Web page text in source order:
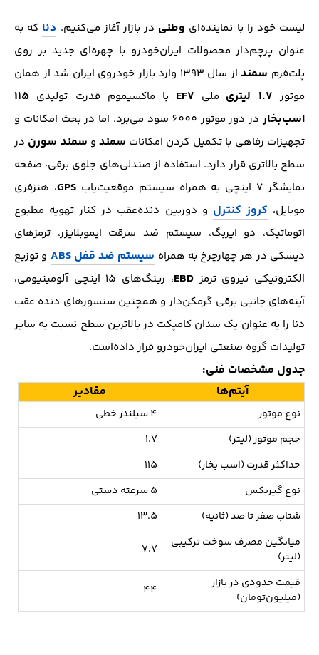
لیست خود را با نماینده‌ای وطنی در بازار آغاز می‌کنیم. دنا که به
عنوان پرچم‌دار محصولات ایران‌خودرو با چهره‌ای جدید بر روی
پلت‌فرم سمند
از سال 1393 وارد بازار خودروی ایران‌ شد از همان
موتور 1.7 لیتری ملی EF7 با ماکسیموم قدرت تولیدی 115
اسب‌بخار
در دور موتور 6000 سود می‌برد. اما در بحث امکانات و
تجهیزات رفاهی با تکمیل کردن امکانات سمند و سمند سورن در
سطح بالاتری قرار دارد. استفاده از صندلی‌های جلوی برقی، صفحه
نمایشگر 7 اینچی به همراه سیستم موقعیت‌یاب
GPS، هنزفری
موبایل، کروز کنترل و دوربین دنده‌عقب در کنار تهویه مطبوع
اتوماتیک، دو ایربگ، سیستم ضد سرقت ایموبلایزر، ترمز‌های
دیسکی در هر چهار‌چرخ به همراه سیستم ضد قفل ABS
و توزیع
الکترونیکی نیروی ترمزEBD
، رینگ‌های 15 اینچی آلومینیومی،
آینه‌های جانبی برقی گرمکن‌دار و همچنین سنسور‌های دنده عقب
دنا را به عنوان یک سدان کامپکت در بالاترین سطح نسبت به سایر
تولیدات گروه صنعتی ایران‌خودرو قرار داده‌است.
جدول مشخصات فنی:
آیتم‌ها
مقادیر
نوع موتور
4 سیلندر خطی
حجم موتور (لیتر)
1.7
حداکثر قدرت (اسب‌ بخار)
115
نوع گیربکس
5 سرعته دستی
شتاب صفر تا صد (ثانیه)
13.5
میانگین مصرف سوخت ترکیبی
(لیتر)
7.7
قیمت حدودی در بازار
(میلیون‌تومان)
44